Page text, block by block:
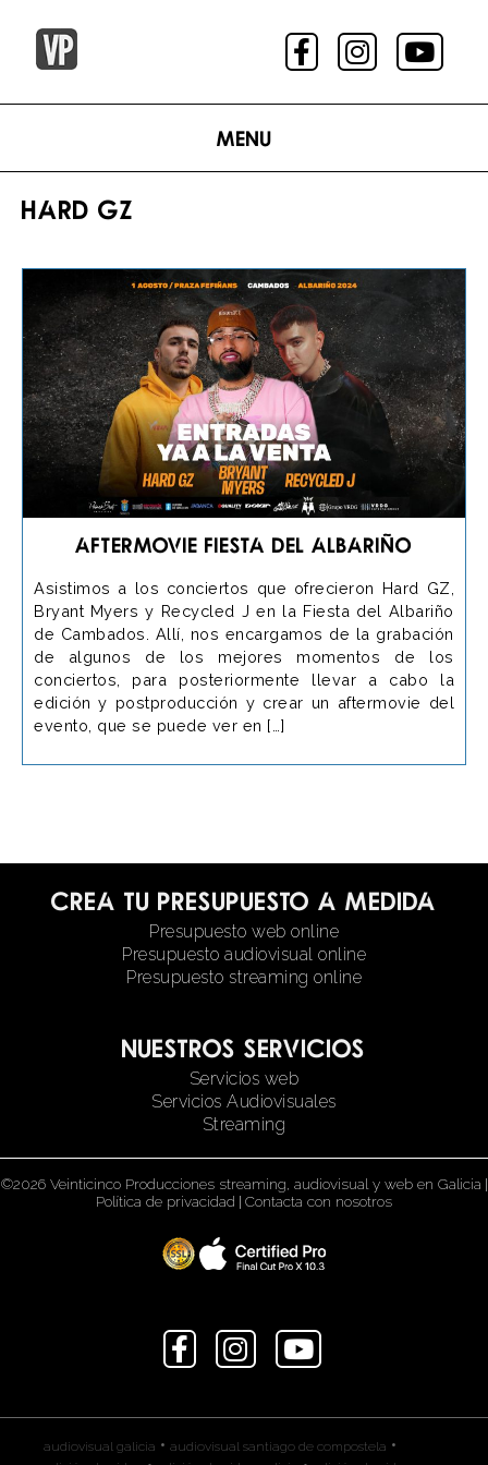
Menu
HARD GZ
Aftermovie Fiesta del Albariño
Asistimos a los conciertos que ofrecieron Hard GZ,
Bryant Myers y Recycled J en la Fiesta del Albariño
de Cambados. Allí, nos encargamos de la grabación
de algunos de los mejores momentos de los
conciertos, para posteriormente llevar a cabo la
edición y postproducción y crear un aftermovie del
evento, que se puede ver en […]
Crea tu presupuesto a medida
Presupuesto web online
Presupuesto audiovisual online
Presupuesto streaming online
Nuestros servicios
Servicios web
Servicios Audiovisuales
Streaming
©2026 Veinticinco Producciones streaming, audiovisual y web en Galicia |
Política de privacidad | Contacta con nosotros
audiovisual galicia • audiovisual santiago de compostela •